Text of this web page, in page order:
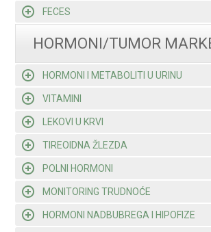
FECES
HORMONI/TUMOR
HORMONI I METABOLITI U URINU
VITAMINI
LEKOVI U KRVI
TIREOIDNA ŽLEZDA
POLNI HORMONI
MONITORING TRUDNOĆE
HORMONI NADBUBREGA I HIPOFIZE